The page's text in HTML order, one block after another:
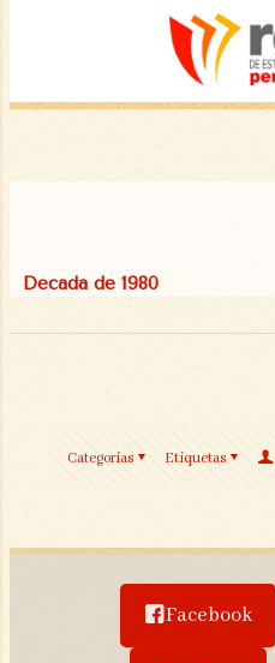
Década de 1980
Categorías Etiquetas
Facebook